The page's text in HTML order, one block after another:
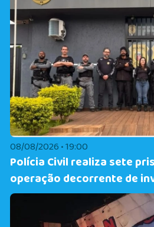
08/08/2026 • 19:00
Polícia Civil realiza sete
operação decorrente de